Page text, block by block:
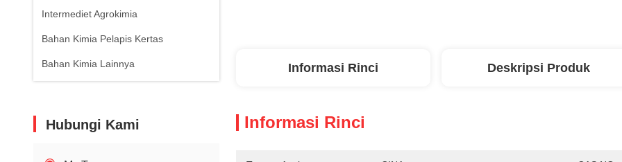
Intermediet Agrokimia
Bahan Kimia Pelapis Kertas
Bahan Kimia Lainnya
Hubungi Kami
Informasi Rinci Deskripsi Produk
Informasi Rinci